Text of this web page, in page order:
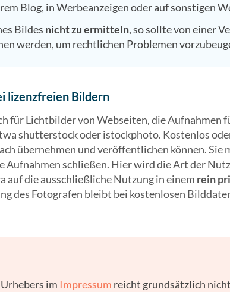
Blog, in Werbeanzeigen oder auf sonstigen
Bildes nicht zu ermitteln, so sollte von einer
werden, um rechtlichen Problemen
lizenzfreien Bildern
für Lichtbilder von Webseiten, die Aufnahmen
shutterstock oder istockphoto. Kostenlos
übernehmen und veröffentlichen können. Sie
Aufnahmen schließen. Hier wird die Art der
auf die ausschließliche Nutzung in einem rein
des Fotografen bleibt bei kostenlosen
im Impressum reicht grundsätzlich